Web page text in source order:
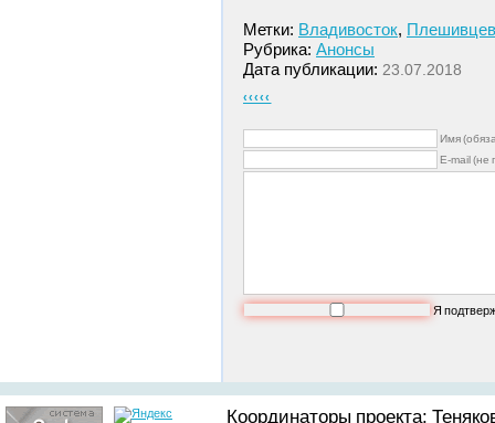
Метки: Владивосток, Плешивцев
Рубрика: Анонсы
Дата публикации: 23.07.2018
‹‹‹‹‹
Имя
E-mail (не
Я
Координаторы проекта: